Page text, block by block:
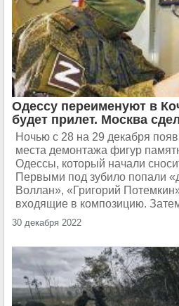
Одессу переименуют в
будет прилет. Москва
Ночью с 28 на 29 декабря
места демонтажа фигур
Одессы, который начали
Первыми под зубило попали
Воллан», «Григорий
входящие в композицию.
30 декабря 2022